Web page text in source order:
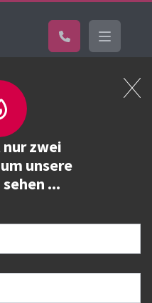
nur zwei
unsere
...
aus der Liste unten aus.